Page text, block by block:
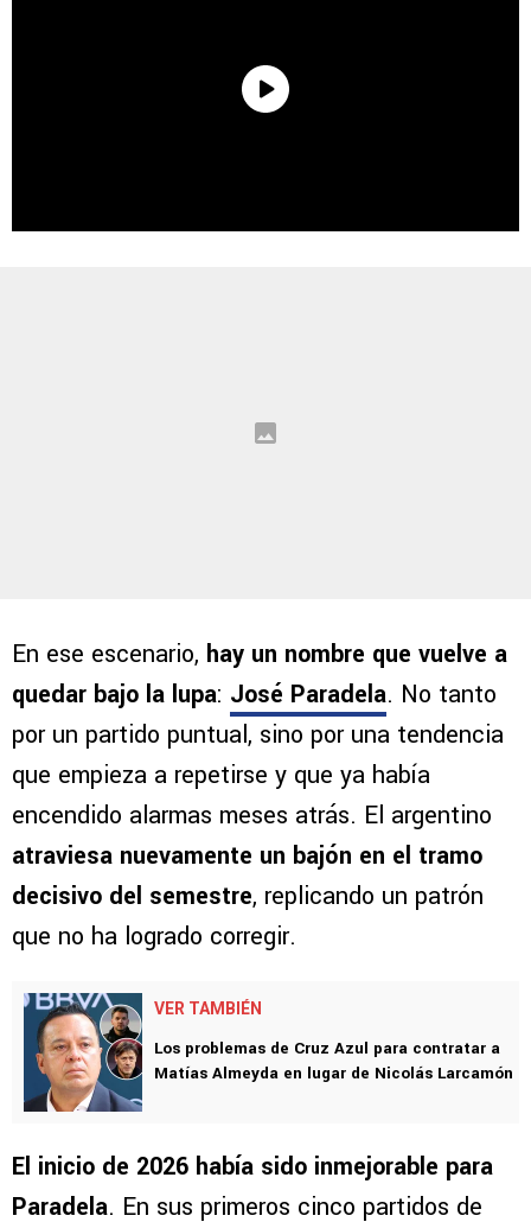
En ese escenario, hay un nombre que vuelve a
quedar bajo la lupa: José Paradela. No tanto
por un partido puntual, sino por una tendencia
que empieza a repetirse y que ya había
encendido alarmas meses atrás. El argentino
atraviesa nuevamente un bajón en el tramo
decisivo del semestre, replicando un patrón
que no ha logrado corregir.
VER TAMBIÉN
Los problemas de Cruz Azul para contratar a
Matías Almeyda en lugar de Nicolás Larcamón
El inicio de 2026 había sido inmejorable para
Paradela. En sus primeros cinco partidos de